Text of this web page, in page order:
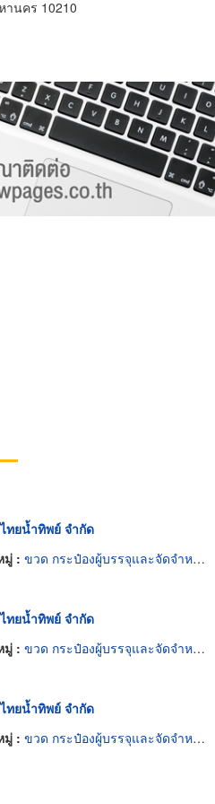
านคร 10210
ทยน้ำทิพย์ จำกัด
มู่ : ขวด กระป๋องผู้บรรจุและจัดจำหน่ายเครื่องดื่ม
ทยน้ำทิพย์ จำกัด
มู่ : ขวด กระป๋องผู้บรรจุและจัดจำหน่ายเครื่องดื่ม
ทยน้ำทิพย์ จำกัด
มู่ : ขวด กระป๋องผู้บรรจุและจัดจำหน่ายเครื่องดื่ม